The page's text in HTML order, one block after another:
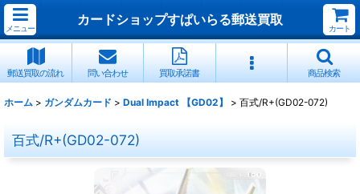
メニュー
カードショップすぱいらる郵送買取
カート
郵送買取の流れ 問い合わせ 買取承諾書 商品検索
ホーム > ガンダムカード > Dual Impact 【GD02】 > 百式/R+(GD02-072)
百式/R+(GD02-072)